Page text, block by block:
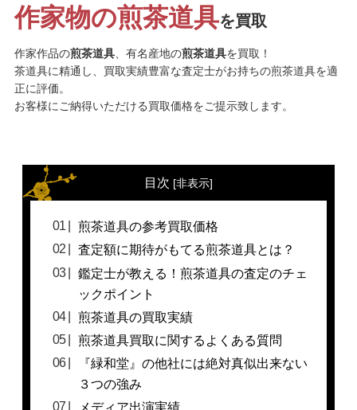
作家物の煎茶道具を買取
作家作品の煎茶道具、有名産地の煎茶道具を買取！
茶道具に精通し、買取実績豊富な査定士がお持ちの煎茶道具を適
正に評価。
お客様にご納得いただける買取価格をご提示致します。
目次 [非表示]
煎茶道具の参考買取価格
査定額に期待がもてる煎茶道具とは？
鑑定士が教える！煎茶道具の査定のチェ
ックポイント
煎茶道具の買取実績
煎茶道具買取に関するよくある質問
『緑和堂』の他社には絶対真似出来ない
３つの強み